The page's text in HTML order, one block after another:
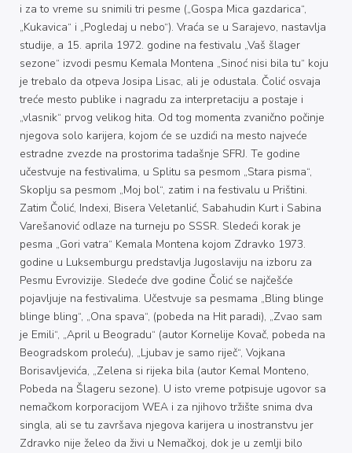
i za to vreme su snimili tri pesme („Gospa Mica gazdarica“,
„Kukavica“ i „Pogledaj u nebo“). Vraća se u Sarajevo, nastavlja
studije, a 15. aprila 1972. godine na festivalu „Vaš šlager
sezone“ izvodi pesmu Kemala Montena „Sinoć nisi bila tu“ koju
je trebalo da otpeva Josipa Lisac, ali je odustala. Čolić osvaja
treće mesto publike i nagradu za interpretaciju a postaje i
„vlasnik“ prvog velikog hita. Od tog momenta zvanično počinje
njegova solo karijera, kojom će se uzdići na mesto najveće
estradne zvezde na prostorima tadašnje SFRJ. Te godine
učestvuje na festivalima, u Splitu sa pesmom „Stara pisma“,
Skoplju sa pesmom „Moj bol“, zatim i na festivalu u Prištini.
Zatim Čolić, Indexi, Bisera Veletanlić, Sabahudin Kurt i Sabina
Varešanović odlaze na turneju po SSSR. Sledeći korak je
pesma „Gori vatra“ Kemala Montena kojom Zdravko 1973.
godine u Luksemburgu predstavlja Jugoslaviju na izboru za
Pesmu Evrovizije. Sledeće dve godine Čolić se najčešće
pojavljuje na festivalima. Učestvuje sa pesmama „Bling blinge
blinge bling“, „Ona spava“, (pobeda na Hit paradi), „Zvao sam
je Emili“, „April u Beogradu“ (autor Kornelije Kovač, pobeda na
Beogradskom proleću), „Ljubav je samo riječ“, Vojkana
Borisavljevića, „Zelena si rijeka bila (autor Kemal Monteno,
Pobeda na Šlageru sezone). U isto vreme potpisuje ugovor sa
nemačkom korporacijom WEA i za njihovo tržište snima dva
singla, ali se tu završava njegova karijera u inostranstvu jer
Zdravko nije želeo da živi u Nemačkoj, dok je u zemlji bilo